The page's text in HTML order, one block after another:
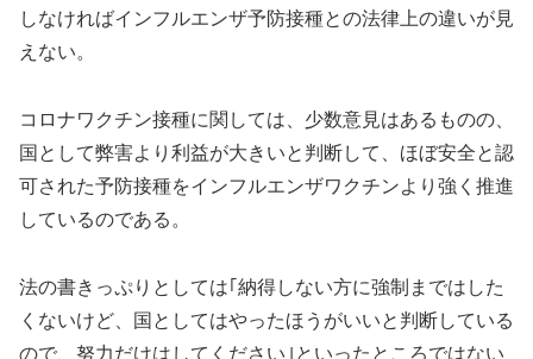
しなければインフルエンザ予防接種との法律上の違いが見
えない。
コロナワクチン接種に関しては、少数意見はあるものの、
国として弊害より利益が大きいと判断して、ほぼ安全と認
可された予防接種をインフルエンザワクチンより強く推進
しているのである。
法の書きっぷりとしては｢納得しない方に強制まではした
くないけど、国としてはやったほうがいいと判断している
ので、努力だけはしてください｣といったところではない